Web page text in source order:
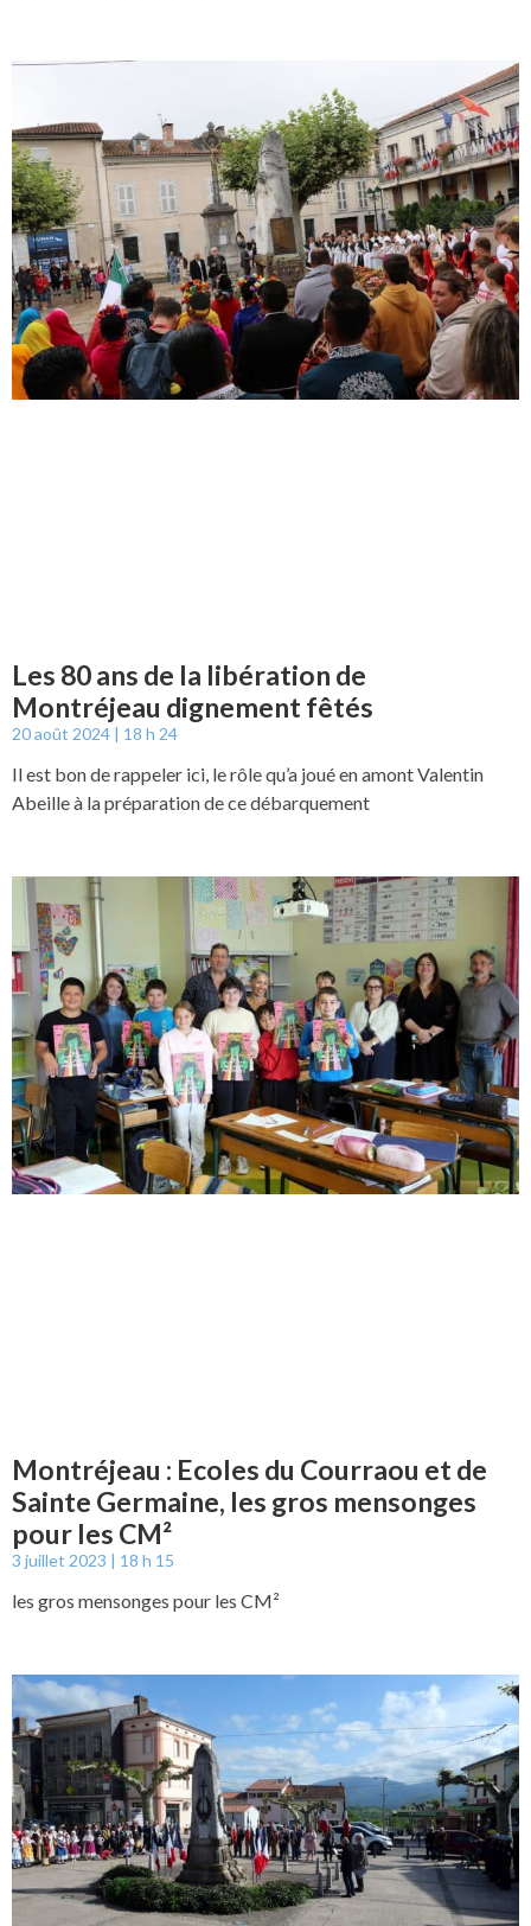
Les 80 ans de la libération de
Montréjeau dignement fêtés
20 août 2024 18 h 24
Il est bon de rappeler ici, le rôle qu’a joué en amont Valentin
Abeille à la préparation de ce débarquement
Montréjeau : Ecoles du Courraou et de
Sainte Germaine, les gros mensonges
pour les CM²
3 juillet 2023 18 h 15
les gros mensonges pour les CM²